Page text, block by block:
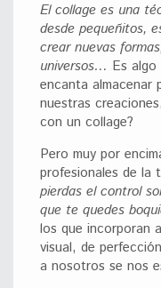
El collage es una
desde pequeñitos,
crear nuevas
universos… Es
encanta almacenar
nuestras
con un collage?
Pero muy por
profesionales de la
pierdas el control
que te quedes
los que incorporan
visual, de
a nosotros se nos